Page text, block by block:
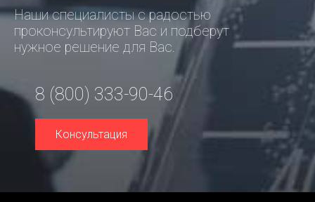
Наши специалисты с радостью
проконсультируют Вас и подберут
нужное решение для Вас.
8 (800) 333-90-46
Консультация